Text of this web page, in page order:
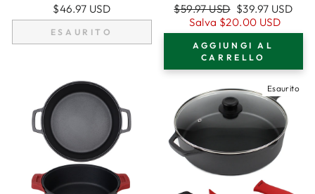
CON MANICI A
DOPPIO ANELLO,
PADELLA PER
$46.97 USD
ESAURITO
MANICI IN
SILICONE,
COPERCHIO IN
VETRO,
DETERGENTE PER
GHISA, RASCHIETTO
Prezzo
regolare
$59.97 USD Prezzo
di
vendita
$39.97 USD
Salva $20.00 USD
AGGIUNGI AL
CARRELLO
Esaurito